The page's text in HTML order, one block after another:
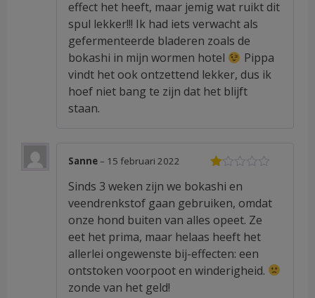
effect het heeft, maar jemig wat ruikt dit
spul lekker!!! Ik had iets verwacht als
gefermenteerde bladeren zoals de
bokashi in mijn wormen hotel
Pippa
vindt het ook ontzettend lekker, dus ik
hoef niet bang te zijn dat het blijft
staan.
1
uit
5
Sanne– 15 februari 2022
Sinds 3 weken zijn we bokashi en
veendrenkstof gaan gebruiken, omdat
onze hond buiten van alles opeet. Ze
eet het prima, maar helaas heeft het
allerlei ongewenste bij-effecten: een
ontstoken voorpoot en winderigheid.
zonde van het geld!